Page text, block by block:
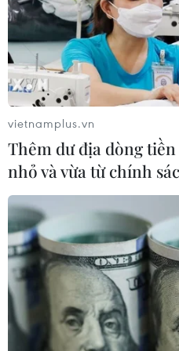
điểm
09/08/2026 08:32
Cần Thơ phát triển đô thị
đặc trưng sông nước
09/08/2026 08:25
Lộ diện trường đại học
điểm chuẩn cán mốc
điểm
09/08/2026 08:13
Tỉnh Quảng Ninh mở
mới với chuỗi kinh tế
vietnamplus.vn
Thêm dư địa dòng
nhỏ và vừa từ chính